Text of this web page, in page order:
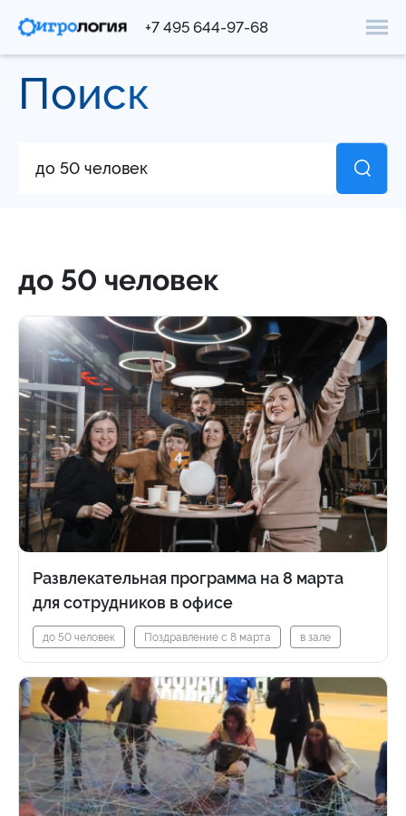
+7 495 644-97-68
Поиск
до 50 человек
Развлекательная программа на 8 марта
для сотрудников в офисе
до 50 человек Поздравление с 8 марта в зале